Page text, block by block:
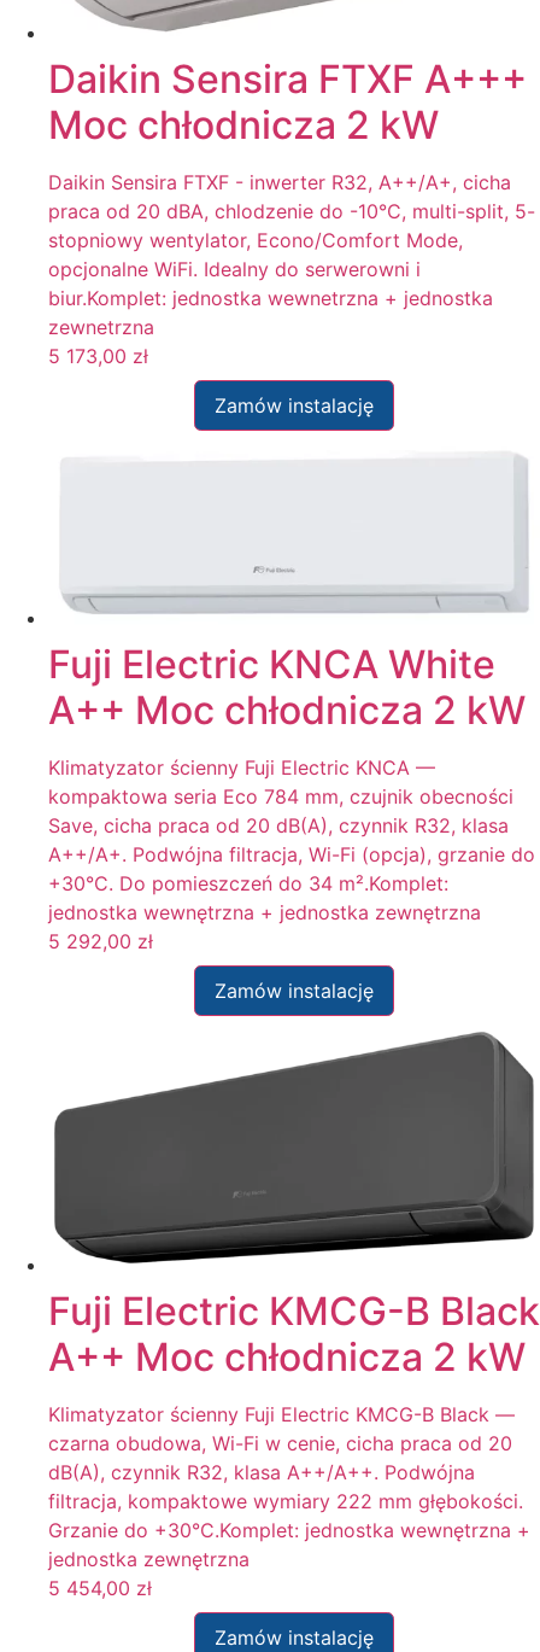
Daikin Sensira FTXF A+++
Moc chłodnicza 2 kW
Daikin Sensira FTXF - inwerter R32, A++/A+, cicha
praca od 20 dBA, chlodzenie do -10°C, multi-split, 5-
stopniowy wentylator, Econo/Comfort Mode,
opcjonalne WiFi. Idealny do serwerowni i
biur.Komplet: jednostka wewnetrzna + jednostka
zewnetrzna
5 173,00 zł
Zamów instalację
Fuji Electric KNCA White
A++ Moc chłodnicza 2 kW
Klimatyzator ścienny Fuji Electric KNCA —
kompaktowa seria Eco 784 mm, czujnik obecności
Save, cicha praca od 20 dB(A), czynnik R32, klasa
A++/A+. Podwójna filtracja, Wi-Fi (opcja), grzanie do
+30°C. Do pomieszczeń do 34 m².Komplet:
jednostka wewnętrzna + jednostka zewnętrzna
5 292,00 zł
Zamów instalację
Fuji Electric KMCG-B Black
A++ Moc chłodnicza 2 kW
Klimatyzator ścienny Fuji Electric KMCG-B Black —
czarna obudowa, Wi-Fi w cenie, cicha praca od 20
dB(A), czynnik R32, klasa A++/A++. Podwójna
filtracja, kompaktowe wymiary 222 mm głębokości.
Grzanie do +30°C.Komplet: jednostka wewnętrzna +
jednostka zewnętrzna
5 454,00 zł
Zamów instalację